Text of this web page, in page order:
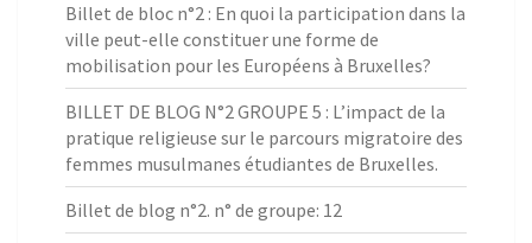
Billet de bloc n°2 : En quoi la participation dans la
ville peut-elle constituer une forme de
mobilisation pour les Européens à Bruxelles?
BILLET DE BLOG N°2 GROUPE 5 : L’impact de la
pratique religieuse sur le parcours migratoire des
femmes musulmanes étudiantes de Bruxelles.
Billet de blog n°2. n° de groupe: 12